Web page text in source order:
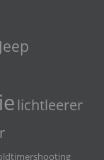
Jeep
lichtleerer